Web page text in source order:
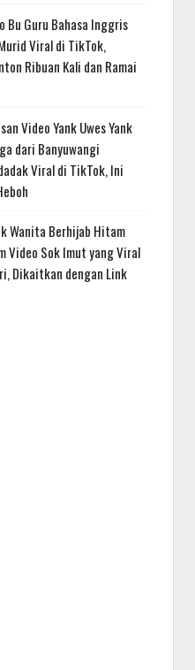
Bu Guru Bahasa Inggris
Viral di TikTok,
Ribuan Kali dan Ramai
Video Yank Uwes Yank
dari Banyuwangi
Viral di TikTok, Ini
Wanita Berhijab Hitam
Video Sok Imut yang Viral
Dikaitkan dengan Link